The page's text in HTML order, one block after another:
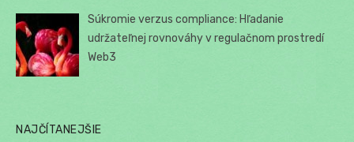
Súkromie verzus compliance: Hľadanie
udržateľnej rovnováhy v regulačnom prostredí
Web3
NAJČÍTANEJŠIE